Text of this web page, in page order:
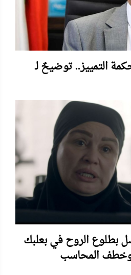
التمييز.. توضيحٌ لـ
بطلوع الروح في بعلبك